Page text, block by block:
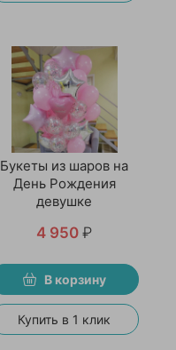
Букеты из шаров на
День Рождения
девушке
4 950 ₽
В корзину
Купить в 1 клик